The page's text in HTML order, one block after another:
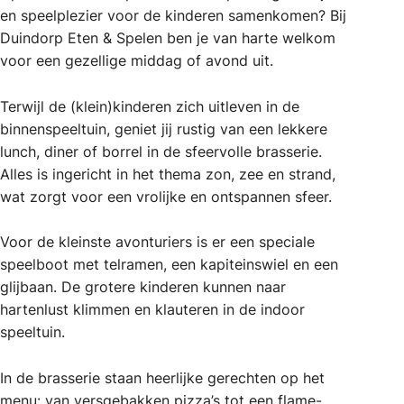
en speelplezier voor de kinderen samenkomen? Bij
Duindorp Eten & Spelen ben je van harte welkom
voor een gezellige middag of avond uit.
Terwijl de (klein)kinderen zich uitleven in de
binnenspeeltuin, geniet jij rustig van een lekkere
lunch, diner of borrel in de sfeervolle brasserie.
Alles is ingericht in het thema zon, zee en strand,
wat zorgt voor een vrolijke en ontspannen sfeer.
Voor de kleinste avonturiers is er een speciale
speelboot met telramen, een kapiteinswiel en een
glijbaan. De grotere kinderen kunnen naar
hartenlust klimmen en klauteren in de indoor
speeltuin.
In de brasserie staan heerlijke gerechten op het
menu: van versgebakken pizza’s tot een flame-